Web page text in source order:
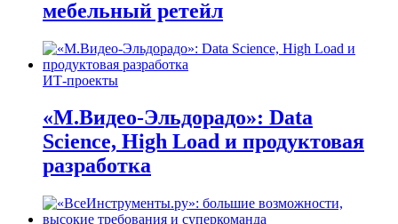
мебельный ретейл
ИТ-проекты
«М.Видео-Эльдорадо»: Data
Science, High Load и продуктовая
разработка